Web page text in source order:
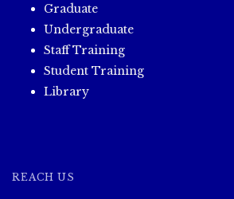
Graduate
Undergraduate
Staff Training
Student Training
Library
REACH US